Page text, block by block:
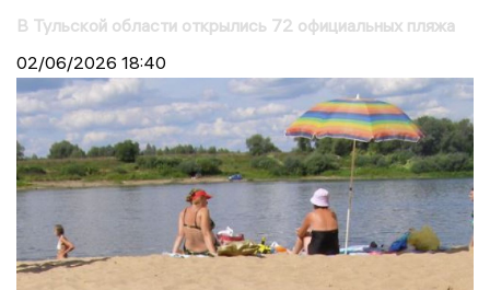
В Тульской области открылись 72 официальных пляжа
02/06/2026 18:40